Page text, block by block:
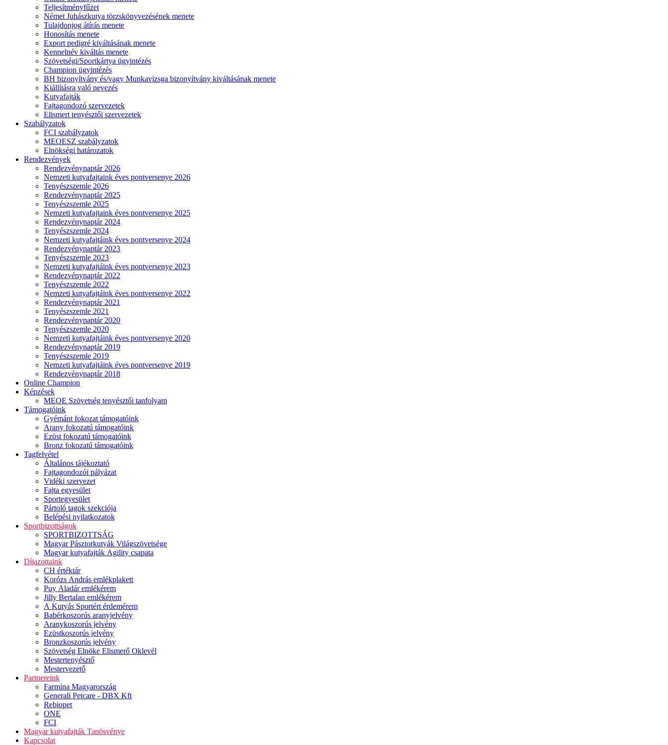
Teljesítményfűzet
Német Juhászkutya törzskönyvezésének menete
Tulajdonjog átírás menete
Honosítás menete
Export pedigré kiváltásának menete
Kennelnév kiváltás menete
Szövetségi/Sportkártya ügyintézés
Champion ügyintézés
BH bizonyítvány és/vagy Munkavizsga bizonyítvány kiváltásának menete
Kiállításra való nevezés
Kutyafajták
Fajtagondozó szervezetek
Elismert tenyésztői szervezetek
Szabályzatok
FCI szabályzatok
MEOESZ szabályzatok
Elnökségi határozatok
Rendezvények
Rendezvénynaptár 2026
Nemzeti kutyafajtaink éves pontversenye 2026
Tenyészszemle 2026
Rendezvénynaptár 2025
Tenyészszemle 2025
Nemzeti kutyafajtaink éves pontversenye 2025
Rendezvénynaptár 2024
Tenyészszemle 2024
Nemzeti kutyafajtáink éves pontversenye 2024
Rendezvénynaptár 2023
Tenyészszemle 2023
Nemzeti kutyafajtáink éves pontversenye 2023
Rendezvénynaptár 2022
Tenyészszemle 2022
Nemzeti kutyafajtáink éves pontversenye 2022
Rendezvénynaptár 2021
Tenyészszemle 2021
Rendezvénynaptár 2020
Tenyészszemle 2020
Nemzeti kutyafajtáink éves pontversenye 2020
Rendezvénynaptár 2019
Tenyészszemle 2019
Nemzeti kutyafajtáink éves pontversenye 2019
Rendezvénynaptár 2018
Online Champion
Képzések
MEOE Szövetség tenyésztői tanfolyam
Támogatóink
Gyémánt fokozat támogatóink
Arany fokozatú támogatóink
Ezüst fokozatú támogatóink
Bronz fokozatú támogatóink
Tagfelvétel
Általános tájékoztató
Fajtagondozói pályázat
Vidéki szervezet
Fajta egyesület
Sportegyesület
Pártoló tagok szekciója
Belépési nyilatkozatok
Sportbizottságok
SPORTBIZOTTSÁG
Magyar Pásztorkutyák Világszövetsége
Magyar kutyafajták Agility csapata
Díjazottaink
CH értéktár
Korózs András emlékplakett
Puy Aladár emlékérem
Jilly Bertalan emlékérem
A Kutyás Sportért érdemérem
Babérkoszorús aranyjelvény
Aranykoszorús jelvény
Ezüstkoszorús jelvény
Bronzkoszorús jelvény
Szövetség Elnöke Elismerő Oklevél
Mestertenyésztő
Mestervezető
Partnereink
Farmina Magyarország
Generali Petcare - DBX Kft
Rebiopet
ONE
FCI
Magyar kutyafajták Tanösvénye
Kapcsolat